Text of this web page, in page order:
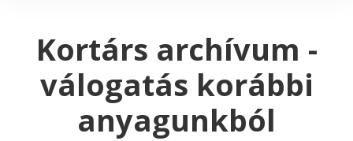
Kortárs archívum -
válogatás korábbi
anyagunkból